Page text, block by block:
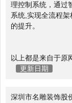
理控制系统，通过
系统,实现全流程
的提升。
以上都是来自于原
更新日期
深圳市名雕装饰股